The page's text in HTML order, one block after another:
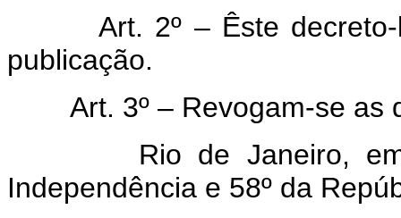
Art. 2º – Êste
publicação.
Art. 3º – Revogam-se as
Rio de Janeiro, em
Independência e 58º da